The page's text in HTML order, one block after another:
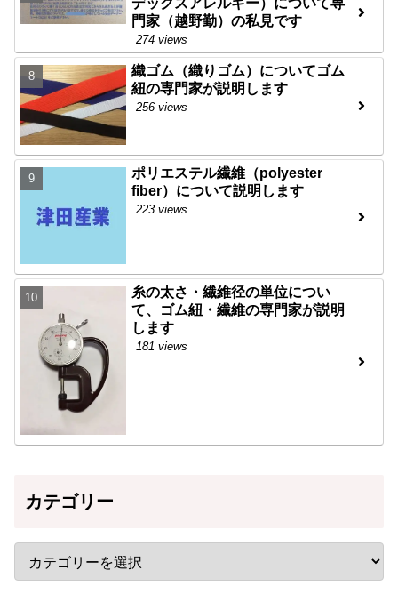
門家（越野勤）の私見です
274 views
織ゴム（織りゴム）についてゴム
紐の専門家が説明します
256 views
ポリエステル繊維（polyester
fiber）について説明します
223 views
糸の太さ・繊維径の単位につい
て、ゴム紐・繊維の専門家が説明
します
181 views
カテゴリー